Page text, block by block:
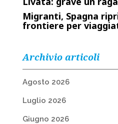
Migranti, Spagna
frontiere per
Archivio articoli
Agosto 2026
Luglio 2026
Giugno 2026